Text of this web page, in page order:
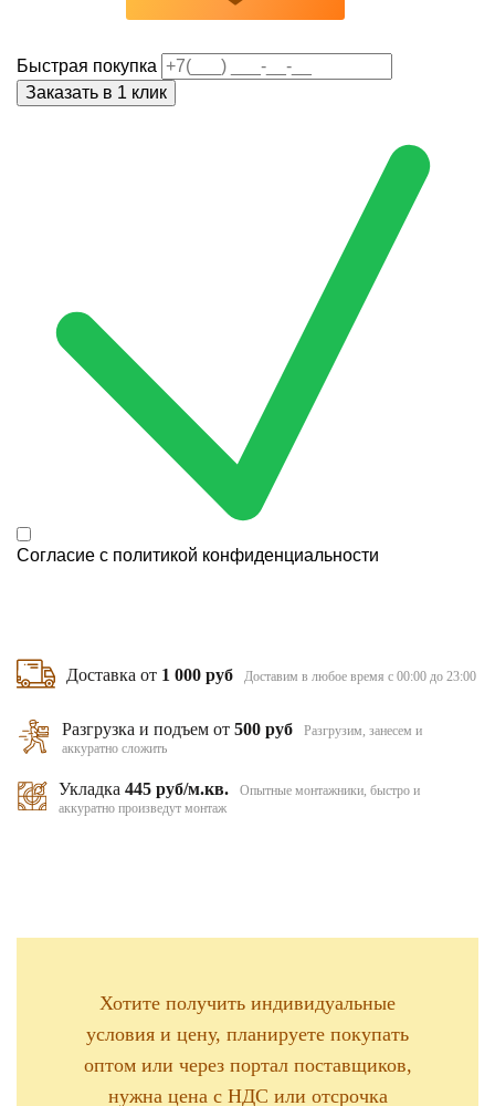
Быстрая покупка
Согласие с политикой конфиденциальности
Доставка от 1 000 руб Доставим в любое время с 00:00 до 23:00
Разгрузка и подъем от500 руб
Разгрузим, занесем и
аккуратно сложить
Укладка 445 руб/м.кв.
Опытные монтажники, быстро и
аккуратно произведут монтаж
Хотите получить индивидуальные
условия и цену, планируете покупать
оптом или через портал поставщиков,
нужна цена с НДС или отсрочка